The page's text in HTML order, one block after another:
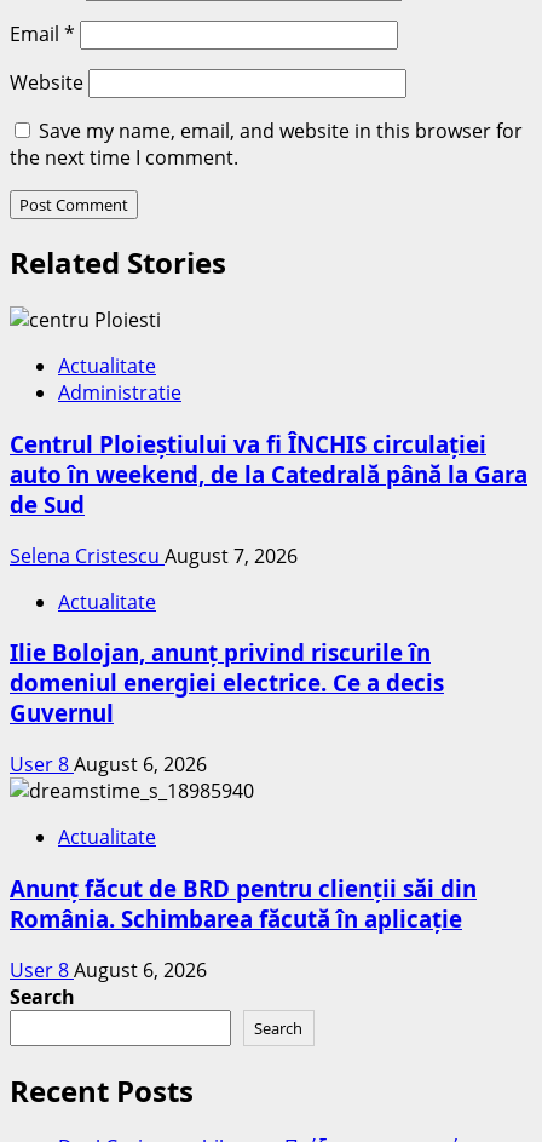
Email *
Website
Save my name, email, and website in this browser for
the next time I comment.
Related Stories
Actualitate
Administratie
Centrul Ploieștiului va fi ÎNCHIS circulației
auto în weekend, de la Catedrală până la Gara
de Sud
Selena Cristescu August 7, 2026
Actualitate
Ilie Bolojan, anunț privind riscurile în
domeniul energiei electrice. Ce a decis
Guvernul
User 8August 6, 2026
Actualitate
Anunț făcut de BRD pentru clienții săi din
România. Schimbarea făcută în aplicație
User 8August 6, 2026
Search
Search
Recent Posts